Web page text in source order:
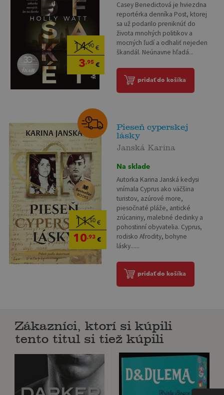
14,90€
3,95€
Casey Benedictová je hviezdna
reportérka denníka Post, ktorej
sa už podarilo preniknúť do
života mnohých politikov a
mocných ľudí a odhaliť nejeden
škandál. Neúnavne hľadá...
pridať do košíka
11,50 €
10,93 €
Pieseň cyperskej
lásky
Janská Karina
Na sklade
Autorka Karina Janská kedysi
vnímala Cyprus ako väčšina
turistov, azúrové more,
piesočnaté pláže, antické
zrúcaniny, malebné dedinky a
pohostinní obyvatelia. Cyprus,
rodisko Afrodity, bohyne
lásky......
pridať do košíka
Zákazníci, ktorí si kúpili
tento titul si tiež kúpili